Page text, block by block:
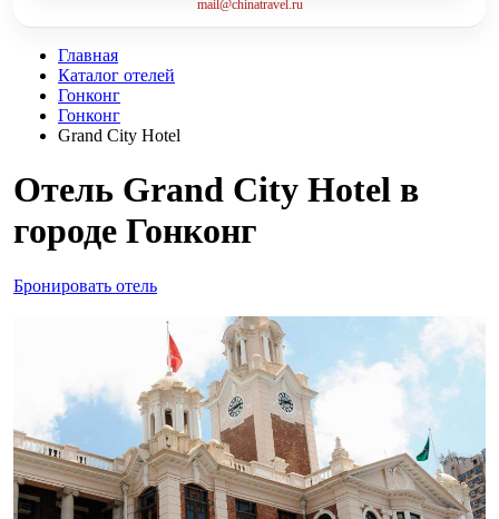
mail@chinatravel.ru
Главная
Каталог отелей
Гонконг
Гонконг
Grand City Hotel
Отель Grand City Hotel в
городе Гонконг
Бронировать отель